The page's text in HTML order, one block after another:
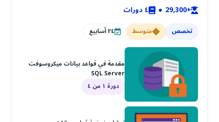
+29,300 ٤ دورات
تخصص متوسط ٢٤أسابيع
مقدمة في قواعد بيانات ميكروسوفت
SQL Server
دورة ١ من ٤